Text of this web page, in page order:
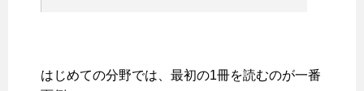
はじめての分野では、最初の1冊を読むのが一番